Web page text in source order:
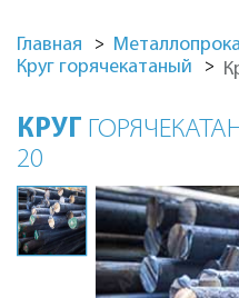
Главная
Круг горячекатаный
КРУГ
20